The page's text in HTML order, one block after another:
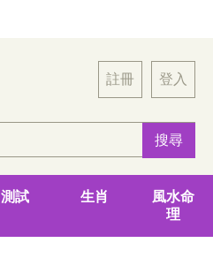
註冊 登入
測試 生肖
風水命
理